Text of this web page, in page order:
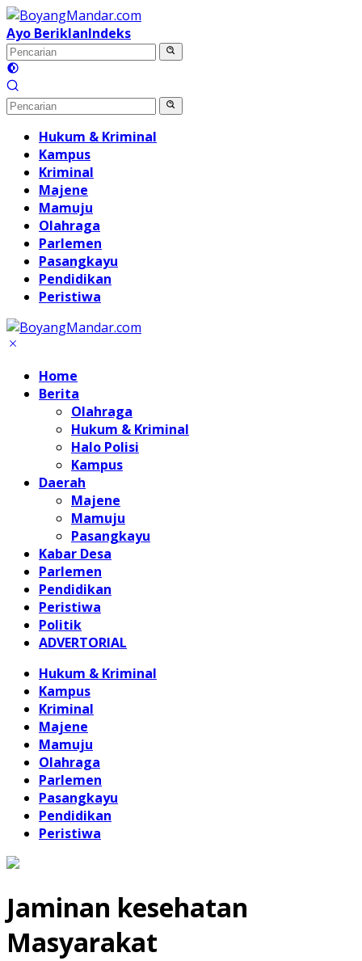
Langsung
ke
konten
Ayo BeriklanIndeks
Hukum & Kriminal
Kampus
Kriminal
Majene
Mamuju
Olahraga
Parlemen
Pasangkayu
Pendidikan
Peristiwa
Home
Berita
Olahraga
Hukum & Kriminal
Halo Polisi
Kampus
Daerah
Majene
Mamuju
Pasangkayu
Kabar Desa
Parlemen
Pendidikan
Peristiwa
Politik
ADVERTORIAL
Hukum & Kriminal
Kampus
Kriminal
Majene
Mamuju
Olahraga
Parlemen
Pasangkayu
Pendidikan
Peristiwa
Jaminan kesehatan
Masyarakat